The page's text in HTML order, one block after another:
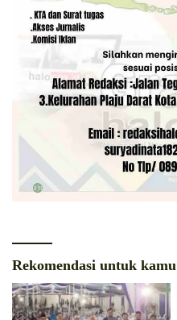
Rekomendasi untuk kamu